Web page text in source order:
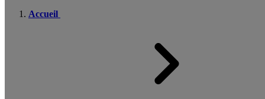
Accueil